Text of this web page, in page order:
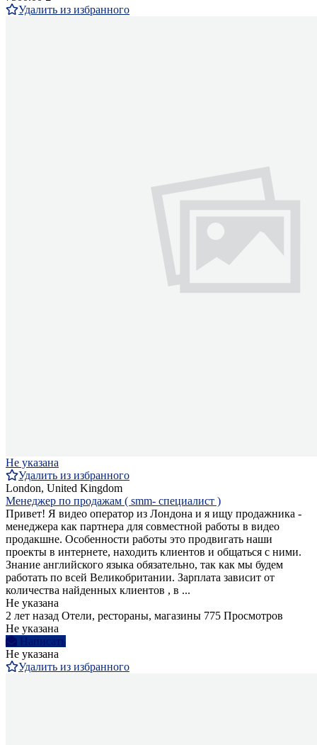
Удалить из избранного
Не указана
Удалить из избранного
London, United Kingdom
Менеджер по продажам ( smm- специалист )
Привет! Я видео оператор из Лондона и я ищу продажника -
менеджера как партнера для совместной работы в видео
продакшне. Особенности работы это продвигать наши
проекты в интернете, находить клиентов и общаться с ними.
Знание английского языка обязательно, так как мы будем
работать по всей Великобритании. Зарплата зависит от
количества найденных клиентов , в ...
Не указана
2 лет назад Отели, рестораны, магазины 775 Просмотров
Не указана
Написать
Не указана
Удалить из избранного